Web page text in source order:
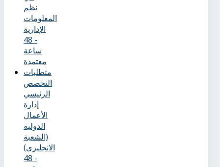
نظم
المعلومات
الإدارية
- 48
ساعة
معتمدة
متطلبات
التخصص
الرئيسي
إدارة
الأعمال
الدوليه
(الشعبة
الانجليزى)
- 48